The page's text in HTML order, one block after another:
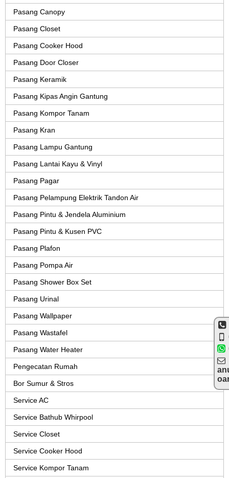
Pasang Canopy
Pasang Closet
Pasang Cooker Hood
Pasang Door Closer
Pasang Keramik
Pasang Kipas Angin Gantung
Pasang Kompor Tanam
Pasang Kran
Pasang Lampu Gantung
Pasang Lantai Kayu & Vinyl
Pasang Pagar
Pasang Pelampung Elektrik Tandon Air
Pasang Pintu & Jendela Aluminium
Pasang Pintu & Kusen PVC
Pasang Plafon
Pasang Pompa Air
Pasang Shower Box Set
Pasang Urinal
Pasang Wallpaper
Pasang Wastafel
Pasang Water Heater
Pengecatan Rumah
Bor Sumur & Stros
Service AC
Service Bathub Whirpool
Service Closet
Service Cooker Hood
Service Kompor Tanam